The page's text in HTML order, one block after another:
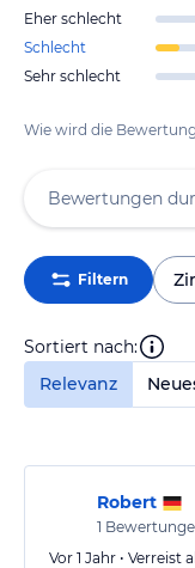
Eher schlecht
Schlecht
Sehr schlecht
Wie wird die
Filtern
Sortiert nach:
Relevanz
Robert
1
Vor 1 Jahr •